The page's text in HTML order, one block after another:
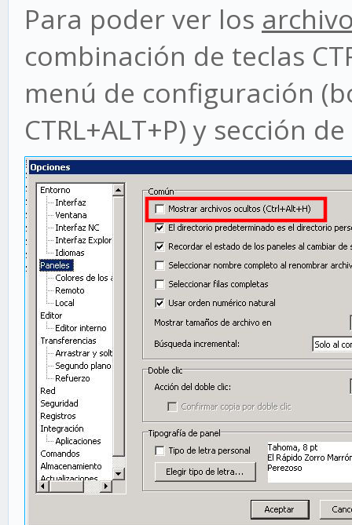
Para poder ver los
combinación de teclas
menú de configuración
CTRL+ALT+P) y sección